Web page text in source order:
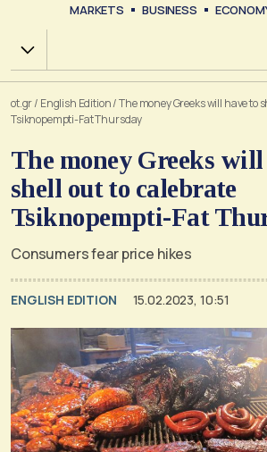
MARKETS BUSINESS
Χ.Α.
ot.gr/ English Edition/The money Greeks will have to
Tsiknopempti-Fat Thursday
The money Greeks will
shell out to calebrate
Tsiknopempti-Fat
Consumers fear price hikes
ENGLISH EDITION 15.02.2023, 10:51